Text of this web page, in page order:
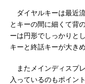
ダイヤルキーは最近
とキーの間に細くて背
ーは円形でしっかりと
キーと終話キーが大き
またメインディスプ
入っているのもポイン